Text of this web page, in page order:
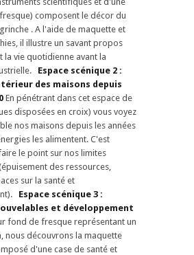
composent le décor du
. A l'aide de maquette et
il illustre un savant propos
la vie quotidienne avant la
Espace scénique 2 :
des maisons depuis
En pénétrant dans cet espace de
disposées en croix) vous voyez
nos maisons depuis les années
les alimentent. C'est
le point sur nos limites
des ressources,
sur la santé et
Espace scénique 3 :
et développement
fond de fresque représentant un
nous découvrons la maquette
d'une case de santé et